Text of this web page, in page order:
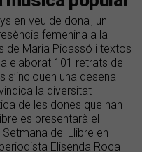
en veu de dona', un
femenina a la
de Maria Picassó i textos
elaborat 101 retrats de
s’inclouen una desena
la diversitat
de les dones que han
es presentarà el
del Llibre en
Elisenda Roca